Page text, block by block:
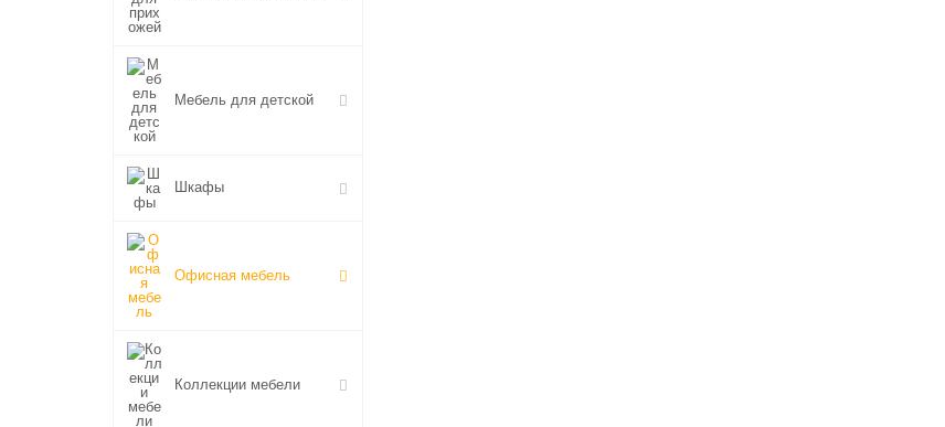
Мебель для детской
Шкафы
Офисная мебель
Коллекции мебели